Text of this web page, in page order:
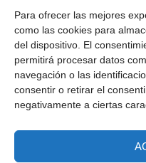
Para ofrecer las mejores
como las cookies para
del dispositivo. El
permitirá procesar datos
navegación o las
consentir o retirar el
negativamente a ciertas
0
7
4
7
6
Copyright ©